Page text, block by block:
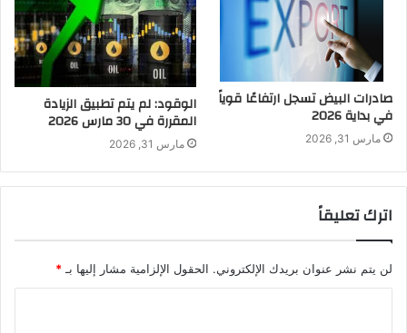
صادرات البيض تسجل ارتفاعًا قوياً
في بداية 2026
مارس 31, 2026
الوقود: لم يتم تطبيق الزيادة
المقررة في 30 مارس 2026
مارس 31, 2026
اترك تعليقاً
لن يتم نشر عنوان بريدك الإلكتروني. الحقول الإلزامية مشار إليها بـ *